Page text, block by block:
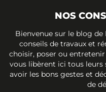
NOS
Bienvenue sur le blog
conseils de travaux et
choisir, poser ou
vous libèrent ici tous
avoir les bons gestes et
de